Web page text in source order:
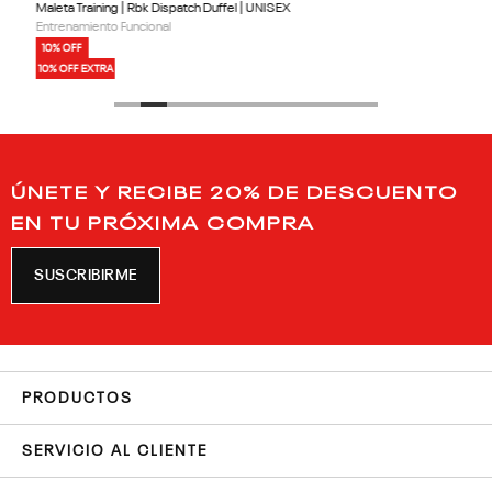
Maleta Training | Rbk Dispatch Duffel | UNISEX
Entrenamiento Funcional
10% OFF
10% OFF EXTRA
ÚNETE Y RECIBE 20% DE DESCUENTO
EN TU PRÓXIMA COMPRA
SUSCRIBIRME
PRODUCTOS
SERVICIO AL CLIENTE